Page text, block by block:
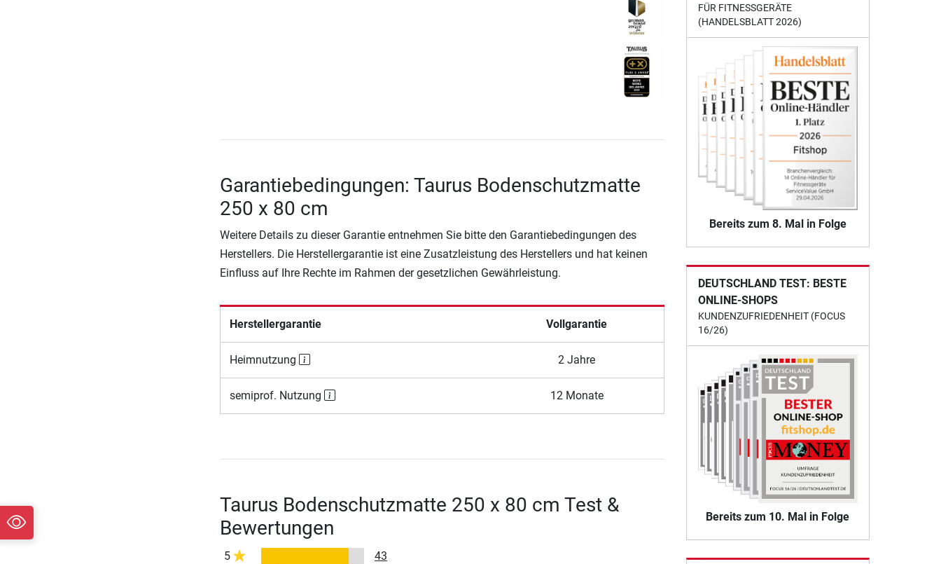
Garantiebedingungen: Taurus Bodenschutzmatte
250 x 80 cm
Weitere Details zu dieser Garantie entnehmen Sie bitte den Garantiebedingungen des
Herstellers. Die Herstellergarantie ist eine Zusatzleistung des Herstellers und hat keinen
Einfluss auf Ihre Rechte im Rahmen der gesetzlichen Gewährleistung.
Herstellergarantie Vollgarantie
Heimnutzung 2 Jahre
semiprof. Nutzung 12 Monate
Taurus Bodenschutzmatte 250 x 80 cm Test &
Bewertungen
5
43
FÜR FITNESSGERÄTE
(HANDELSBLATT 2026)
Bereits zum 8. Mal in Folge
DEUTSCHLAND TEST: BESTE
ONLINE-SHOPS
KUNDENZUFRIEDENHEIT (FOCUS
16/26)
Bereits zum 10. Mal in Folge